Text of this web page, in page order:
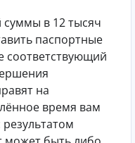
в 12 тысяч
паспортные
соответствующий
на
время вам